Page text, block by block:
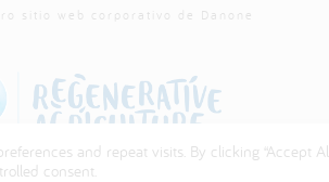
sitio web corporativo de Danone
and repeat visits. By clicking “Accept
consent.